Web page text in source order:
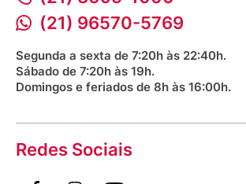
Bioimpedância Gratuita
Procon RJ
Saúde na praça
(21) 96570-5769
Segunda a sexta de 7:20h às 22:40h.
Sábado de 7:20h às 19h.
Domingos e feriados de 8h às 16:00h.
Redes Sociais